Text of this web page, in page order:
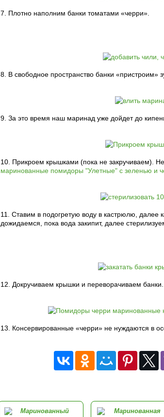
7. Плотно наполним банки томатами «черри».
8. В свободное пространство банки «пристроим»
9. За это время наш маринад уже дойдет до
10. Прикроем крышками (пока не закручиваем).
маринованные помидоры "Улетные" с зеленью и
11. Ставим в подогретую воду в кастрюлю, далее
дожидаемся, пока вода закипит, далее
12. Докручиваем крышки и переворачиваем банки.
13. Консервированные «черри» не нуждаются в